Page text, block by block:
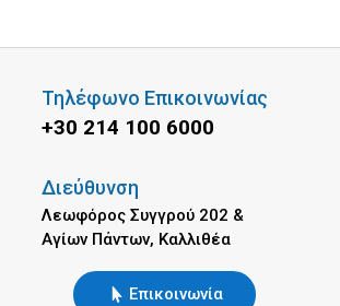
Τηλέφωνο Επικοινωνίας
+30 214 100 6000
Διεύθυνση
Λεωφόρος Συγγρού 202 &
Αγίων Πάντων, Καλλιθέα
Επικοινωνία